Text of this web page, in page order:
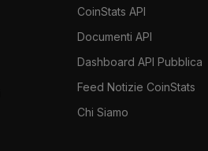
CoinStats API
Documenti API
Dashboard API Pubblica
Feed Notizie CoinStats
Chi Siamo